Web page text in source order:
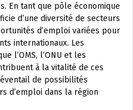
En tant que pôle économique
d’une diversité de secteurs
d’emploi variées pour
internationaux. Les
l’OMS, l’ONU et les
à la vitalité de ces
de possibilités
d’emploi dans la région